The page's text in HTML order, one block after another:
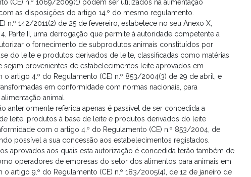
(CE) n.º 1069/2009(1) podem ser utilizados na alimentação
as disposições do artigo 14.º do mesmo regulamento.
n.º 142/2011(2) de 25 de fevereiro, estabelece no seu Anexo X,
Parte II, uma derrogação que permite à autoridade competente a
o fornecimento de subprodutos animais constituídos por
do leite e produtos derivados de leite, classificadas como matérias
sejam provenientes de estabelecimentos leite aprovados em
artigo 4.º do Regulamento (CE) n.º 853/2004(3) de 29 de abril, e
em conformidade com normas nacionais, para
animal.
anteriormente referida apenas é passível de ser concedida a
leite, produtos à base de leite e produtos derivados do leite
com o artigo 4.º do Regulamento (CE) n.º 853/2004, de
possível a sua concessão aos estabelecimentos registados.
aprovados aos quais esta autorização é concedida terão também de
operadores de empresas do setor dos alimentos para animais em
artigo 9.º do Regulamento (CE) n.º 183/2005(4), de 12 de janeiro de